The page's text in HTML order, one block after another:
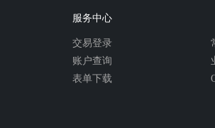
服务中心
交易登录
账户查询
表单下载